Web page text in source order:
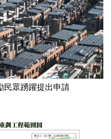
眾踴躍提出申請